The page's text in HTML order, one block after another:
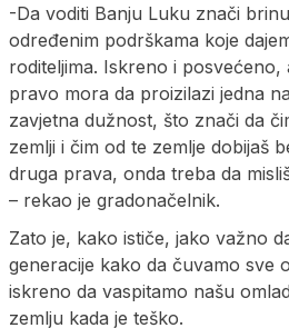
-Da voditi Banju Luku znači
određenim podrškama koje
roditeljima. Iskreno i posvećeno,
pravo mora da proizilazi jedna
zavjetna dužnost, što znači da
zemlji i čim od te zemlje dobijaš
druga prava, onda treba da
– rekao je gradonačelnik.
Zato je, kako ističe, jako važno
generacije kako da čuvamo sve
iskreno da vaspitamo našu
zemlju kada je teško.